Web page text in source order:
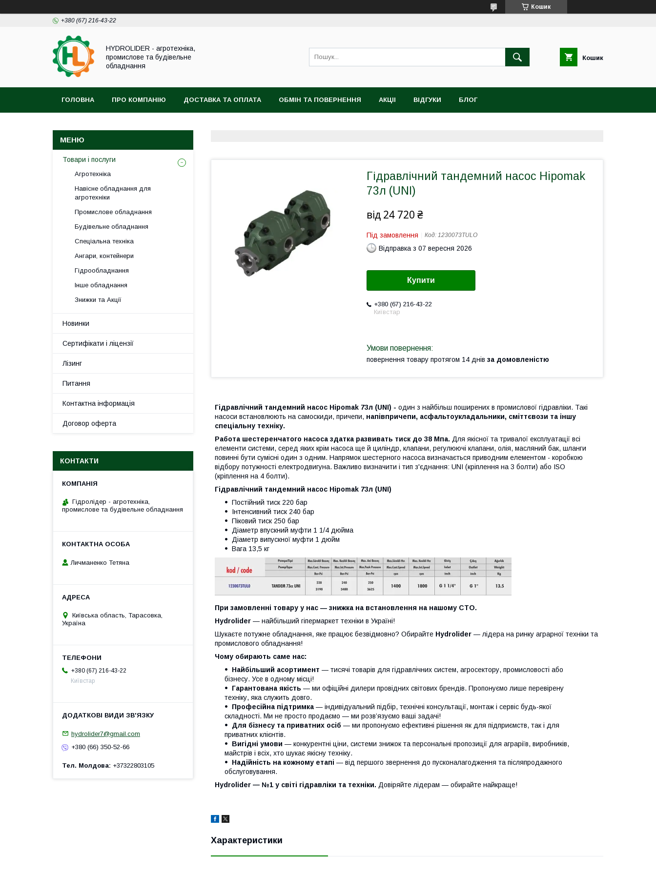
Кошик
+380 (67) 216-43-22
HYDROLIDER - агротехніка,
промислове та будівельне
обладнання
Кошик
ГОЛОВНА ПРО КОМПАНІЮ ДОСТАВКА ТА ОПЛАТА ОБМІН ТА ПОВЕРНЕННЯ АКЦІІ ВІДГУКИ БЛОГ
Гідравлічний тандемний насос Hipomak
73л (UNI)
від 24 720 ₴
Під замовлення Код: 1230073TULO
Відправка з 07 вересня 2026
Купити
+380 (67) 216-43-22
Київстар
повернення товару протягом 14 днів за домовленістю
Гідравлічний тандемний насос Hipomak 73л (UNI) - один з найбільш поширених в промислової гідравліки. Такі
насоси встановлюють на самоскиди, причепи, напівпричепи, асфальтоукладальники, сміттєвози та іншу
спеціальну техніку.
Работа шестеренчатого насоса здатка развивать тиск до 38 Мпа. Для якісної та тривалої експлуатації всі
елементи системи, серед яких крім насоса ще й циліндр, клапани, регулюючі клапани, олія, масляний бак, шланги
повинні бути сумісні один з одним. Напрямок шестерного насоса визначається приводним елементом - коробкою
відбору потужності електродвигуна. Важливо визначити і тип з'єднання: UNI (кріплення на 3 болти) або ISO
(кріплення на 4 болти).
Гідравлічний тандемний насос Hipomak 73л (UNI)
Постійний тиск 220 бар
Інтенсивний тиск 240 бар
Піковий тиск 250 бар
Діаметр впускний муфти 1 1/4 дюйма
Діаметр випускної муфти 1 дюйм
Вага 13,5 кг
При замовленні товару у нас ― знижка на встановлення на нашому СТО.
Hydrolider — найбільший гіпермаркет техніки в Україні!
Шукаєте потужне обладнання, яке працює безвідмовно? Обирайте Hydrolider — лідера на ринку аграрної техніки та
промислового обладнання!
Чому обирають саме нас:
Найбільший асортимент — тисячі товарів для гідравлічних систем, агросектору, промисловості або
бізнесу. Усе в одному місці!
Гарантована якість — ми офіційні дилери провідних світових брендів. Пропонуємо лише перевірену
техніку, яка служить довго.
Професійна підтримка — індивідуальний підбір, технічні консультації, монтаж і сервіс будь-якої
складності. Ми не просто продаємо — ми розв’язуємо ваші задачі!
Для бізнесу та приватних осіб — ми пропонуємо ефективні рішення як для підприємств, так і для
приватних клієнтів.
Вигідні умови — конкурентні ціни, системи знижок та персональні пропозиції для аграріїв, виробників,
майстрів і всіх, хто шукає якісну техніку.
Надійність на кожному етапі — від першого звернення до пусконалагодження та післяпродажного
обслуговування.
Hydrolider — №1 у світі гідравліки та техніки. Довіряйте лідерам — обирайте найкраще!
Характеристики
Товари і послуги
Агротехніка
Навісне обладнання для
агротехніки
Промислове обладнання
Будівельне обладнання
Спеціальна техніка
Ангари, контейнери
Гідрообладнання
Інше обладнання
Знижки та Акції
Новинки
Сертифікати і ліцензії
Лізинг
Питання
Контактна інформація
Договор оферта
КОНТАКТИ
Гідролідер - агротехніка,
промислове та будівельне обладнання
Личманенко Тетяна
Київська область, Тарасовка,
Україна
+380 (67) 216-43-22
Київстар
hydrolider7@gmail.com
+380 (66) 350-52-66
Тел. Молдова +37322803105